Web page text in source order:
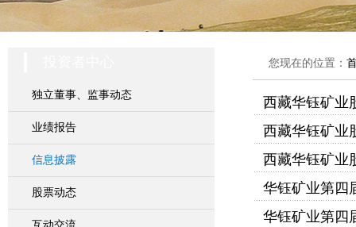
独立董事、监事动态
业绩报告
信息披露
股票动态
您现在的位置：
西藏华钰矿业
西藏华钰矿业
西藏华钰矿业
华钰矿业第四
华钰矿业第四